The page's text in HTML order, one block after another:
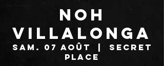
NOH
VILLALONGA
sam. 07 août
  |
SECRET
PLACE